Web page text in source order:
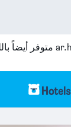
متوفر أيضاً